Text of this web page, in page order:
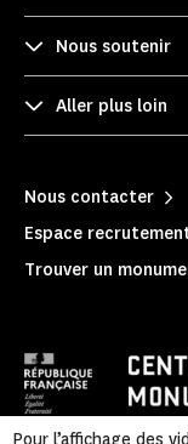
Nous soutenir
Aller plus loin
Nous contacter
Espace
Trouver un